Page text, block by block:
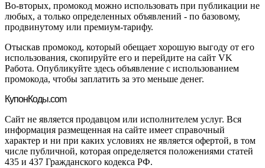
Во-вторых, промокод можно использовать при публикации не
любых, а только определенных объявлений - по базовому,
продвинутому или премиум-тарифу.
Отыскав промокод, который обещает хорошую выгоду от его
использования, скопируйте его и перейдите на сайт VK
Работа. Опубликуйте здесь объявление с использованием
промокода, чтобы заплатить за это меньше денег.
КупонКоды.com
Сайт не является продавцом или исполнителем услуг. Вся
информация размещенная на сайте имеет справочный
характер и ни при каких условиях не является офертой, в том
числе публичной, которая определяется положениями статей
435 и 437 Гражданского кодекса РФ.